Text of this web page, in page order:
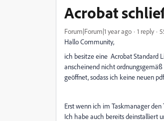
Acrobat
Forum|Forum|1 year ago 1 reply
Hallo Community,
ich besitze eine Acrobat Standard
anscheinend nicht
geöffnet, sodass ich keine neuen
Erst wenn ich im Taskmanager
Ich habe auch bereits deinstalliert